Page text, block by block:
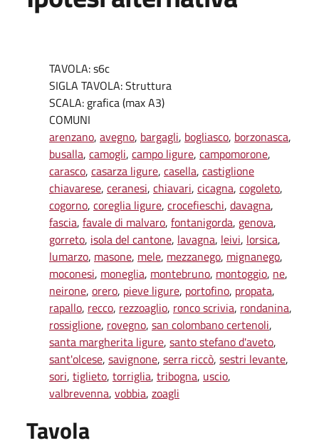
TAVOLA: s6c
SIGLA TAVOLA: Struttura
SCALA: grafica (max A3)
COMUNI
arenzano, avegno, bargagli, bogliasco, borzonasca,
busalla, camogli, campo ligure, campomorone,
carasco, casarza ligure, casella, castiglione
chiavarese, ceranesi, chiavari, cicagna, cogoleto,
cogorno, coreglia ligure, crocefieschi, davagna,
fascia, favale di malvaro, fontanigorda, genova,
gorreto, isola del cantone, lavagna, leivi, lorsica,
lumarzo, masone, mele, mezzanego, mignanego,
moconesi, moneglia, montebruno, montoggio, ne,
neirone, orero, pieve ligure, portofino, propata,
rapallo, recco, rezzoaglio, ronco scrivia, rondanina,
rossiglione, rovegno, san colombano certenoli,
santa margherita ligure, santo stefano d'aveto,
sant'olcese, savignone, serra riccò, sestri levante,
sori, tiglieto, torriglia, tribogna, uscio,
valbrevenna, vobbia, zoagli
Tavola